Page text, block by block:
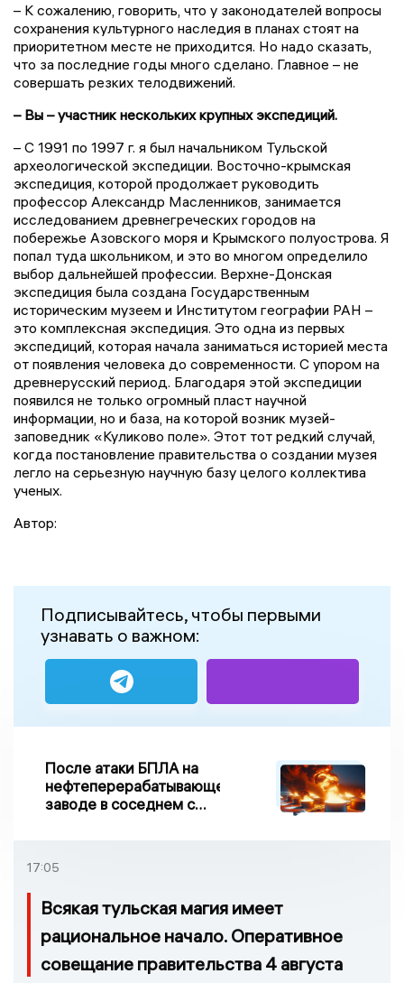
– К сожалению, говорить, что у законодателей вопросы
сохранения культурного наследия в планах стоят на
приоритетном месте не приходится. Но надо сказать,
что за последние годы много сделано. Главное – не
совершать резких телодвижений.
– Вы – участник нескольких крупных экспедиций.
– С 1991 по 1997 г. я был начальником Тульской
археологической экспедиции. Восточно-крымская
экспедиция, которой продолжает руководить
профессор Александр Масленников, занимается
исследованием древнегреческих городов на
побережье Азовского моря и Крымского полуострова. Я
попал туда школьником, и это во многом определило
выбор дальнейшей профессии. Верхне-Донская
экспедиция была создана Государственным
историческим музеем и Институтом географии РАН –
это комплексная экспедиция. Это одна из первых
экспедиций, которая начала заниматься историей места
от появления человека до современности. С упором на
древнерусский период. Благодаря этой экспедиции
появился не только огромный пласт научной
информации, но и база, на которой возник музей-
заповедник «Куликово поле». Этот тот редкий случай,
когда постановление правительства о создании музея
легло на серьезную научную базу целого коллектива
ученых.
Автор:
Подписывайтесь, чтобы первыми
узнавать о важном:
После атаки БПЛА на
нефтеперерабатывающем
заводе в соседнем с
возгорание
17:05
Всякая тульская магия имеет
рациональное начало. Оперативное
совещание правительства 4 августа